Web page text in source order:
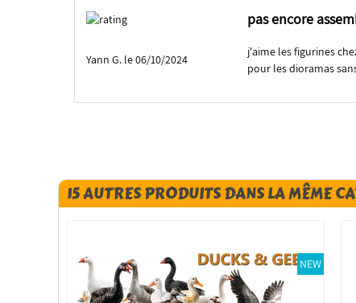
pas encore
Yann G. le 06/10/2024
j'aime les figurines
pour les dioramas
15 AUTRES PRODUITS DANS LA MÊME
NEW